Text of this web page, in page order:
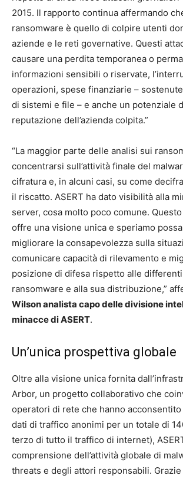
2015. Il rapporto continua affermando
ransomware è quello di colpire utenti
aziende e le reti governative. Questi
causare una perdita temporanea o
informazioni sensibili o riservate,
operazioni, spese finanziarie –
di sistemi e file – e anche un potenziale
reputazione dell’azienda colpita.”
“La maggior parte delle analisi sui
concentrarsi sull’attività finale del
cifratura e, in alcuni casi, su come
il riscatto. ASERT ha dato visibilità alla
server, cosa molto poco comune.
offre una visione unica e speriamo
migliorare la consapevolezza sulla
comunicare capacità di rilevamento e
posizione di difesa rispetto alle
ransomware e alla sua distribuzione,”
Wilson analista capo delle divisione
minacce di ASERT.
Un’unica prospettiva globale
Oltre alla visione unica fornita
Arbor, un progetto collaborativo che
operatori di rete che hanno
dati di traffico anonimi per un totale di
terzo di tutto il traffico di internet),
comprensione dell’attività globale di
threats e degli attori responsabili. Grazie